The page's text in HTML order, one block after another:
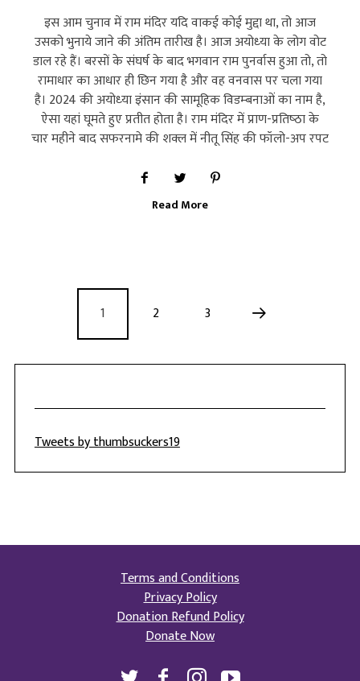
इस आम चुनाव में राम मंदिर यदि वाकई कोई मुद्दा था, तो आज
उसको भुनाये जाने की अंतिम तारीख है। आज अयोध्‍या के लोग वोट
डाल रहे हैं। बरसों के संघर्ष के बाद भगवान राम पुनर्वास हुआ तो, तो
रामाधार का आधार ही छिन गया है और वह वनवास पर चला गया
है। 2024 की अयोध्‍या इंसान की सामूहिक विडम्‍बनाओं का नाम है,
ऐसा यहां घूमते हुए प्रतीत होता है। राम मंदिर में प्राण-प्रतिष्‍ठा के
चार महीने बाद सफरनामे की शक्‍ल में नीतू सिंह की फॉलो-अप रपट
Read More
1 2 3
Tweets by thumbsuckers19
Terms and Conditions
Privacy Policy
Donation Refund Policy
Donate Now